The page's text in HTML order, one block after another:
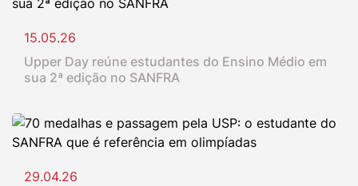
15.05.26
Upper Day reúne estudantes do Ensino Médio em
sua 2ª edição no SANFRA
29.04.26